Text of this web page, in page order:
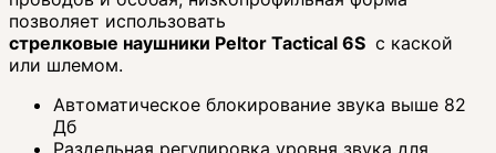
позволяет использовать
стрелковые наушники Peltor Tactical 6S с каской
или шлемом.
Автоматическое блокирование звука выше 82
Дб
Раздельная регулировка уровня звука для